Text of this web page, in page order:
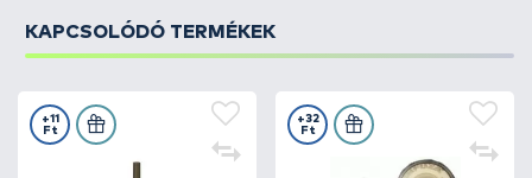
KAPCSOLÓDÓ TERMÉKEK
+11
Ft
+32
Ft